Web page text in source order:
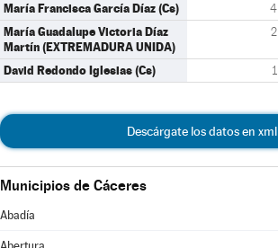
María Francisca García Díaz (Cs) 4
María Guadalupe Victoria Díaz
Martín (EXTREMADURA UNIDA)
2
David Redondo Iglesias (Cs) 1
Descárgate los datos en xml
Municipios de Cáceres
Abadía